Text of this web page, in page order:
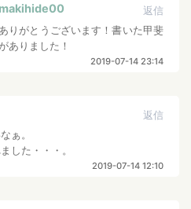
makihide00
返信
ありがとうございます！書いた甲斐
がありました！
2019-07-14 23:14
返信
ぁ。
した・・・。
2019-07-14 12:10